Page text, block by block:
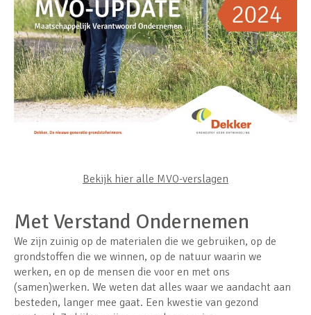
Bekijk hier alle MVO-verslagen
Met Verstand Ondernemen
We zijn zuinig op de materialen die we gebruiken, op de
grondstoffen die we winnen, op de natuur waarin we
werken, en op de mensen die voor en met ons
(samen)werken. We weten dat alles waar we aandacht aan
besteden, langer mee gaat. Een kwestie van gezond